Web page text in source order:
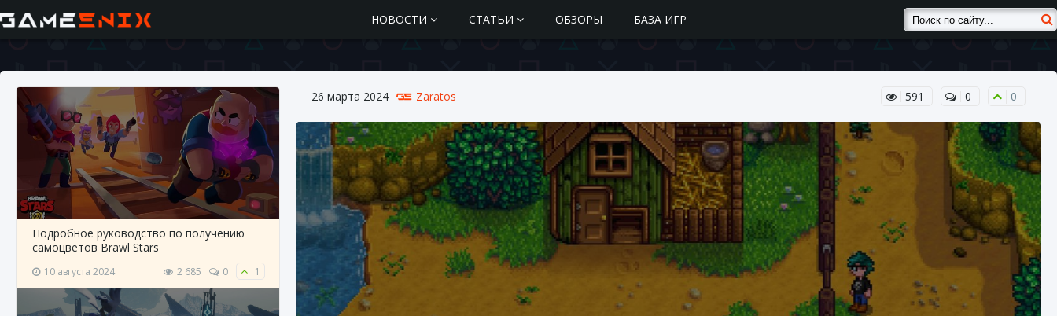
НОВОСТИ СТАТЬИ ОБЗОРЫ БАЗА ИГР
Подробное руководство по получению
самоцветов Brawl Stars
10 августа 2024 2 685 0 1
26 марта 2024 Zaratos 591 0 0